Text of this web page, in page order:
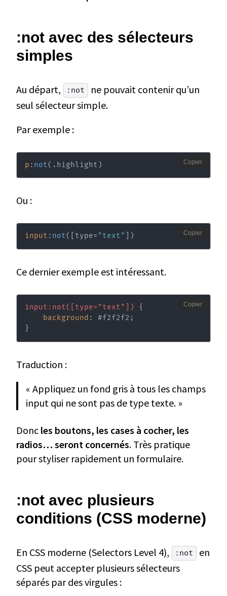
:not avec des sélecteurs
simples
Au départ, :not
ne pouvait contenir qu’un
seul sélecteur simple.
Par exemple :
p : not( .highlight ) Copier
Ou :
input : not( [type= "text" ) Copier
Ce dernier exemple est intéressant.
input:not([type="text"])
{
background : #f2f2f2 ;
}
Copier
Traduction :
« Appliquez un fond gris à tous les champs
input qui ne sont pas de type texte. »
Donc les boutons, les cases à cocher, les
radios… seront concernés. Très pratique
pour styliser rapidement un formulaire.
:not avec plusieurs
conditions (CSS moderne)
En CSS moderne (Selectors Level 4), :not
en
CSS peut accepter plusieurs sélecteurs
séparés par des virgules :